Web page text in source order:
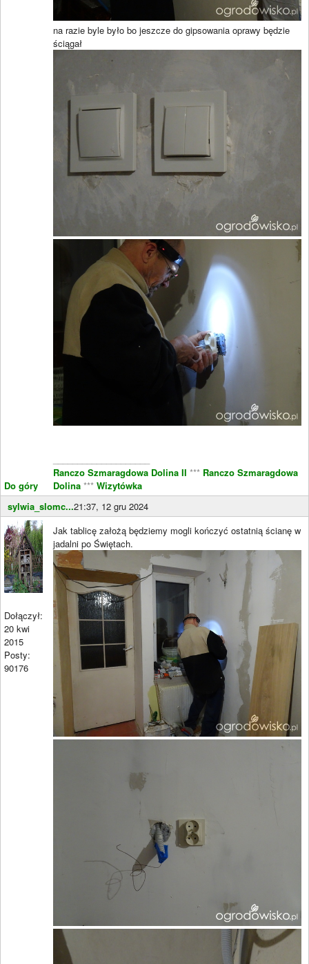
Do góry
na razie byle było bo jeszcze do gipsowania oprawy będzie
ściągał
Ranczo Szmaragdowa Dolina II *** Ranczo Szmaragdowa
Dolina *** Wizytówka
sylwia_slomc...21:37, 12 gru 2024
Dołączył:
20 kwi
2015
Posty:
90176
Jak tablicę założą będziemy mogli kończyć ostatnią ścianę w
jadalni po Świętach.